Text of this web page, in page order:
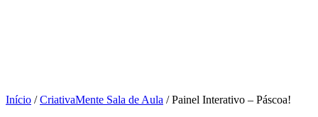
Início /CriativaMente Sala de Aula / Painel Interativo – Páscoa!